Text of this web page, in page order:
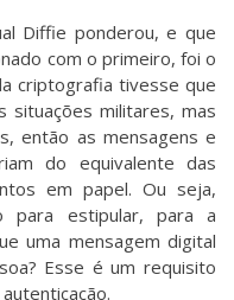
Diffie ponderou, e que
com o primeiro, foi o
criptografia tivesse que
situações militares, mas
então as mensagens e
do equivalente das
em papel. Ou seja,
para estipular, para a
uma mensagem digital
Esse é um requisito